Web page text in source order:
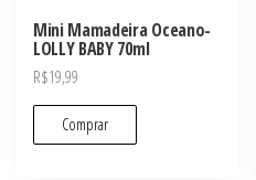
Mini Mamadeira Oceano-
LOLLY BABY 70ml
R$19,99
Comprar